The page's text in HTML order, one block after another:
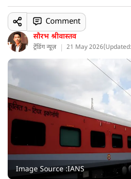
सौरभ श्रीवास्तव
ट्रेंडिंग न्यूज़ 21 May 2026(
Comment
Image Source :IANS